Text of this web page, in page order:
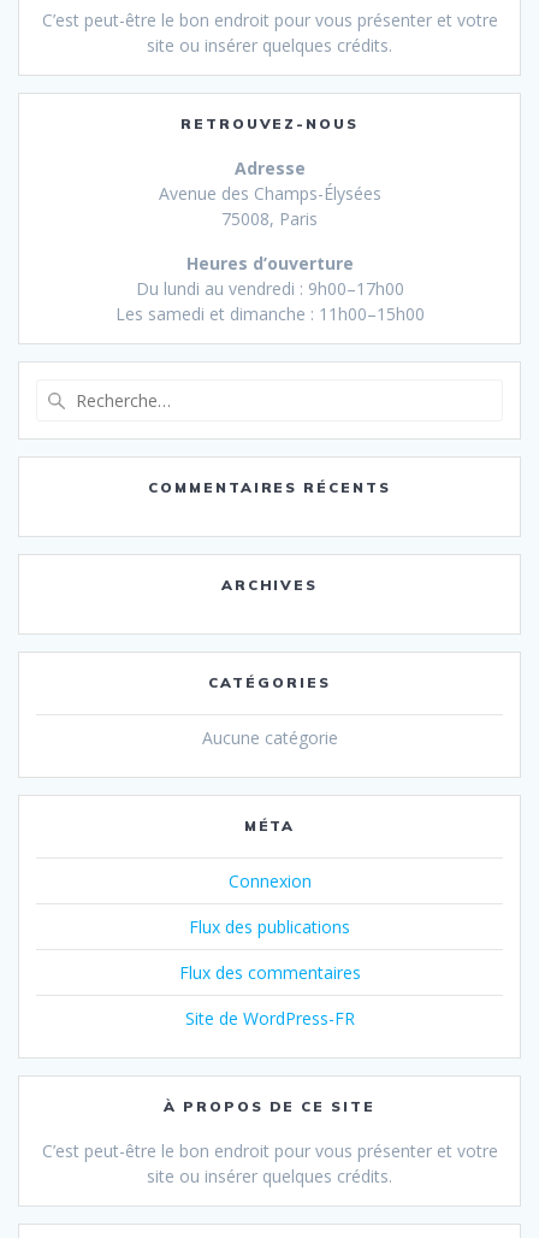
C’est peut-être le bon endroit pour vous présenter et votre
site ou insérer quelques crédits.
RETROUVEZ-NOUS
Adresse
Avenue des Champs-Élysées
75008, Paris
Heures d’ouverture
Du lundi au vendredi : 9h00–17h00
Les samedi et dimanche : 11h00–15h00
:
COMMENTAIRES RÉCENTS
ARCHIVES
CATÉGORIES
Aucune catégorie
MÉTA
Connexion
Flux des publications
Flux des commentaires
Site de WordPress-FR
À PROPOS DE CE SITE
C’est peut-être le bon endroit pour vous présenter et votre
site ou insérer quelques crédits.